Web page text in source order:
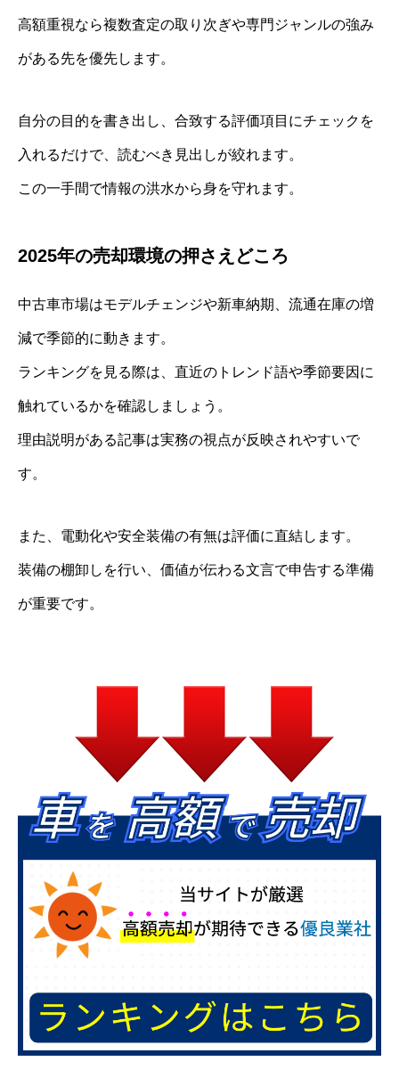
高額重視なら複数査定の取り次ぎや専門ジャンルの強み
がある先を優先します。
自分の目的を書き出し、合致する評価項目にチェックを
入れるだけで、読むべき見出しが絞れます。
この一手間で情報の洪水から身を守れます。
2025年の売却環境の押さえどころ
中古車市場はモデルチェンジや新車納期、流通在庫の増
減で季節的に動きます。
ランキングを見る際は、直近のトレンド語や季節要因に
触れているかを確認しましょう。
理由説明がある記事は実務の視点が反映されやすいで
す。
また、電動化や安全装備の有無は評価に直結します。
装備の棚卸しを行い、価値が伝わる文言で申告する準備
が重要です。